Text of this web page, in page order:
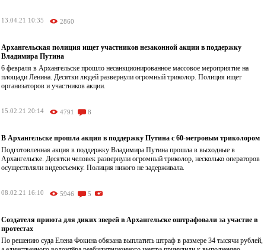
13.04.21 10:35 2860
Архангельская полиция ищет участников незаконной акции в поддержку
Владимира Путина
6 февраля в Архангельске прошло несанкционированное массовое мероприятие на
площади Ленина. Десятки людей развернули огромный триколор. Полиция ищет
организаторов и участников акции.
15.02.21 20:14 4791 8
В Архангельске прошла акция в поддержку Путина с 60-метровым триколором
Подготовленная акция в поддержку Владимира Путина прошла в выходные в
Архангельске. Десятки человек развернули огромный триколор, несколько операторов
осуществляли видеосъемку. Полиция никого не задерживала.
08.02.21 16:10 5946 5
Создателя приюта для диких зверей в Архангельске оштрафовали за участие в
протестах
По решению суда Елена Фокина обязана выплатить штраф в размере 34 тысячи рублей,